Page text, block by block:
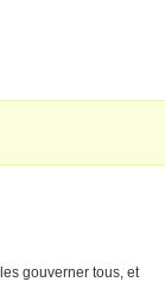
gouverner tous, et